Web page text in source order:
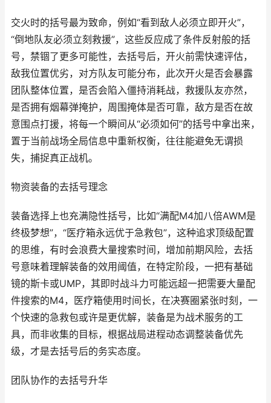
交火时的括号最为致命，例如“看到敌人必须立即开火”，
“倒地队友必须立刻救援”，这些反应成了条件反射般的括
号，禁锢了更多可能性，去括号后，开火前需快速评估，
敌我位置优劣，对方队友可能分布，此次开火是否会暴露
团队整体位置，是否会陷入僵持消耗战，救援队友亦然，
是否拥有烟幕弹掩护，周围掩体是否可靠，敌方是否在故
意围点打援，将每一个瞬间从“必须如何”的括号中拿出来，
置于当前战场全局信息中重新权衡，往往能避免无谓损
失，捕捉真正战机。
物资装备的去括号理念
装备选择上也充满隐性括号，比如“满配M4加八倍AWM是
终极梦想”，“医疗箱永远优于急救包”，这种追求顶级配置
的思维，有时会浪费大量搜索时间，增加前期风险，去括
号意味着理解装备的效用阈值，在特定阶段，一把有基础
镜的斯卡或UMP，其即时战斗力可能远超一把需要大量配
件搜索的M4，医疗箱使用时间长，在决赛圈紧张时刻，一
个快速的急救包或许是更优解，装备是为战术服务的工
具，而非收集的目标，根据战局进程动态调整装备优先
级，才是去括号后的务实态度。
团队协作的去括号升华